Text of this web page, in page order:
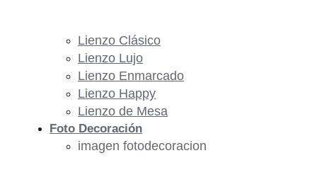
Lienzo Clásico
Lienzo Lujo
Lienzo Enmarcado
Lienzo Happy
Lienzo de Mesa
Foto Decoración
imagen fotodecoracion